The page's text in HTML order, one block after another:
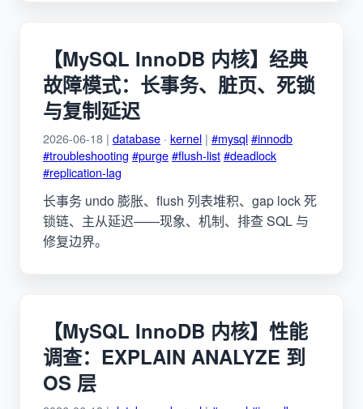
【MySQL InnoDB 内核】经典
故障模式：长事务、脏页、死锁
与复制延迟
2026-06-18 | database · kernel | #mysql#innodb
#troubleshooting #purge#flush-list#deadlock
#replication-lag
长事务 undo 膨胀、flush 列表堆积、gap lock 死
锁链、主从延迟——现象、机制、排查 SQL 与
修复边界。
【MySQL InnoDB 内核】性能
调查：EXPLAIN ANALYZE 到
OS 层